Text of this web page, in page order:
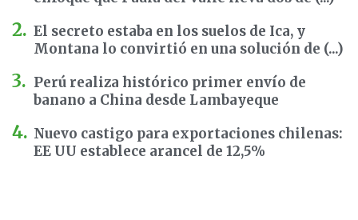
El secreto estaba en los suelos de Ica, y
Montana lo convirtió en una solución de (...)
Perú realiza histórico primer envío de
banano a China desde Lambayeque
Nuevo castigo para exportaciones chilenas:
EE UU establece arancel de 12,5%